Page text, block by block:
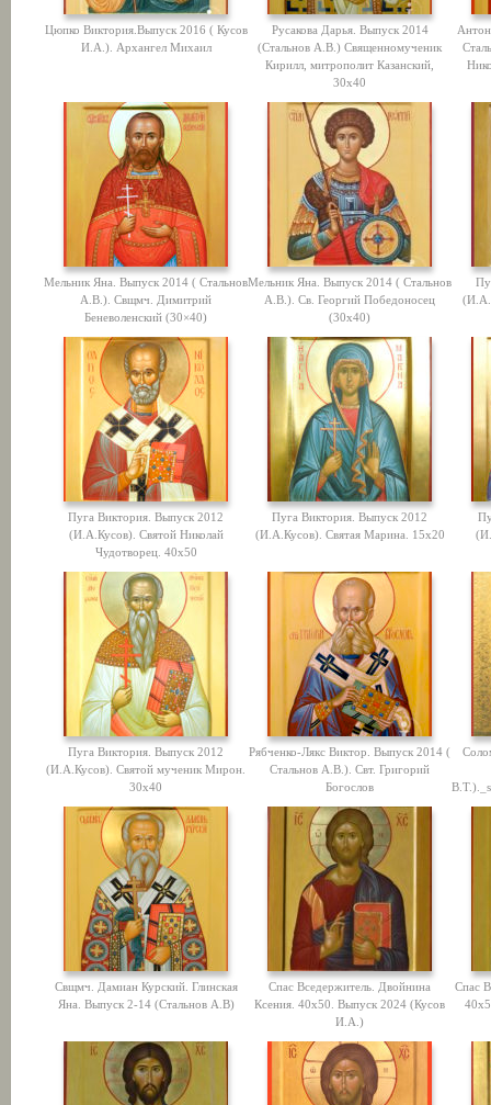
Цюпко Виктория.Выпуск 2016 ( Кусов
И.А.). Архангел Михаил
Русакова Дарья. Выпуск 2014
(Стальнов А.В.) Священномученик
Кирилл, митрополит Казанский,
30х40
Мельник Яна. Выпуск 2014 ( Стальнов
А.В.). Свщмч. Димитрий
Беневоленский (30×40)
Мельник Яна. Выпуск 2014 ( Стальнов
А.В.). Св. Георгий Победоносец
(30х40)
Пуга Виктория. Выпуск 2012
(И.А.Кусов). Святой Николай
Чудотворец. 40х50
Пуга Виктория. Выпуск 2012
(И.А.Кусов). Святая Марина. 15х20
Пуга Виктория. Выпуск 2012
(И.А.Кусов). Святой мученик Мирон.
30х40
Рябченко-Лякс Виктор. Выпуск 2014 (
Стальнов А.В.). Свт. Григорий
Богослов
Свщмч. Дамиан Курский. Глинская
Яна. Выпуск 2-14 (Стальнов А.В)
Спас Вседержитель. Двойнина
Ксения. 40х50. Выпуск 2024 (Кусов
И.А.)
Спас